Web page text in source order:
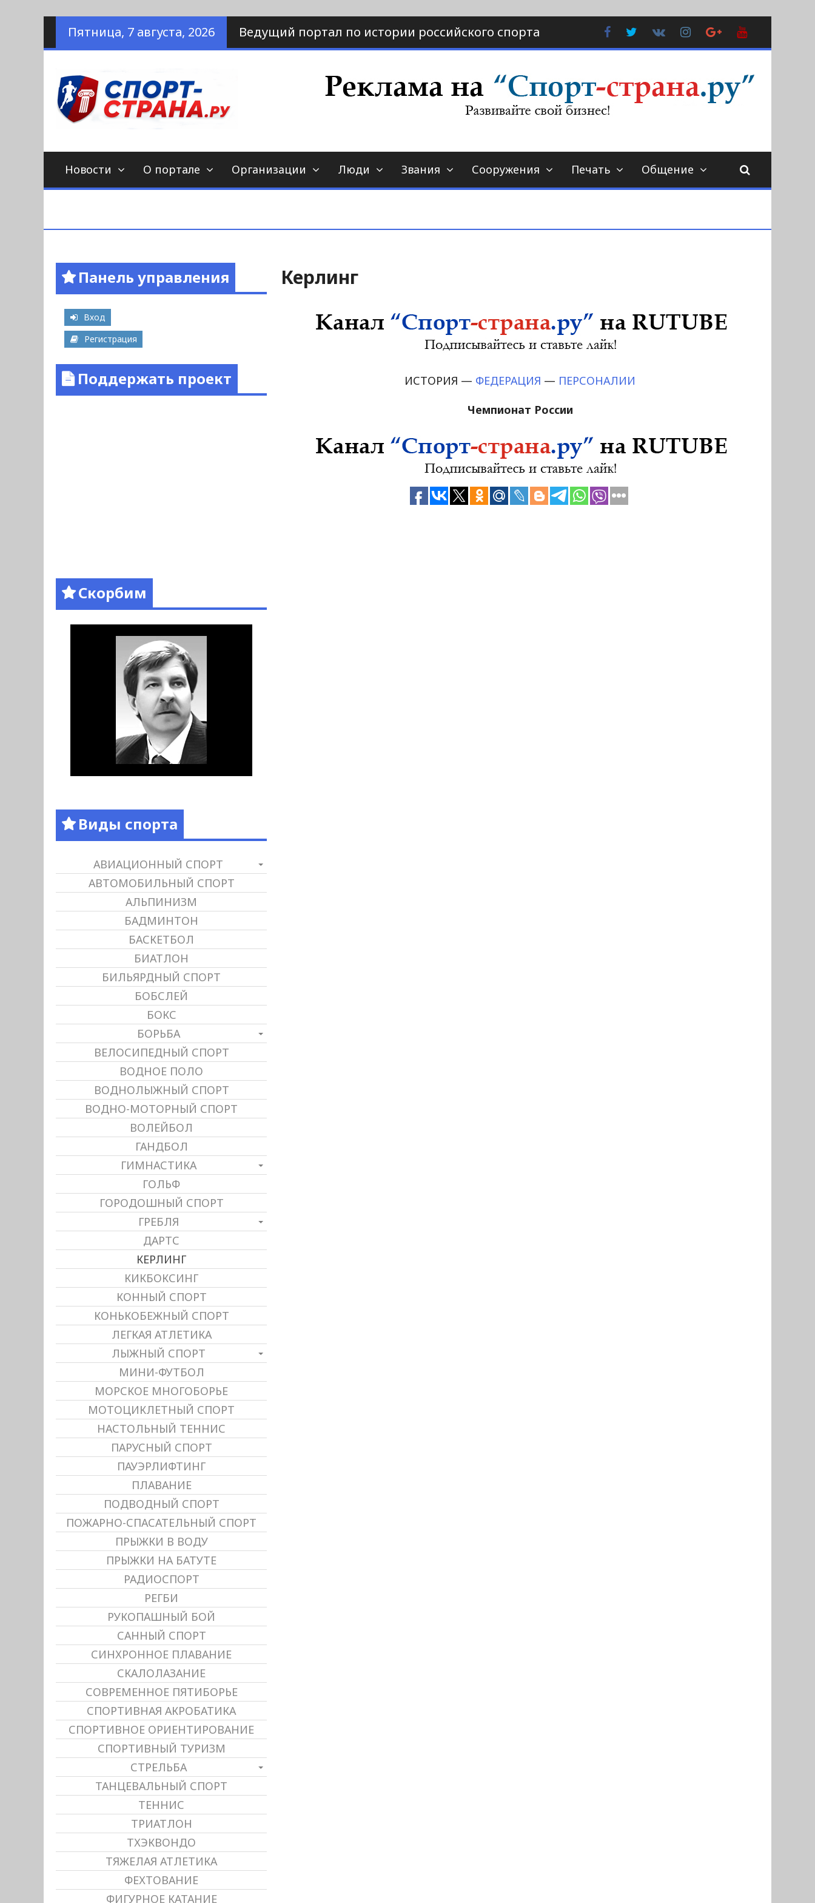
НаверхПятница, 7 августа, 2026 Ведущий портал по истории российского спорта FacebookTwitter
Контакте
Instagram
Google
Plus
Спорт-страна.ру
портал по истории спорта
Новости О портале Организации Люди Звания Сооружения Печать Общение
Керлинг
ИСТОРИЯ — ФЕДЕРАЦИЯ — ПЕРСОНАЛИИ
Чемпионат России
Панель управления
Вход
Регистрация
Поддержать проект
Скорбим
Виды спорта
АВИАЦИОННЫЙ СПОРТ
АВТОМОБИЛЬНЫЙ СПОРТ
АЛЬПИНИЗМ
БАДМИНТОН
БАСКЕТБОЛ
БИАТЛОН
БИЛЬЯРДНЫЙ СПОРТ
БОБСЛЕЙ
БОКС
БОРЬБА
ВЕЛОСИПЕДНЫЙ СПОРТ
ВОДНОЕ ПОЛО
ВОДНОЛЫЖНЫЙ СПОРТ
ВОДНО-МОТОРНЫЙ СПОРТ
ВОЛЕЙБОЛ
ГАНДБОЛ
ГИМНАСТИКА
ГОЛЬФ
ГОРОДОШНЫЙ СПОРТ
ГРЕБЛЯ
ДАРТС
КЕРЛИНГ
КИКБОКСИНГ
КОННЫЙ СПОРТ
КОНЬКОБЕЖНЫЙ СПОРТ
ЛЕГКАЯ АТЛЕТИКА
ЛЫЖНЫЙ СПОРТ
МИНИ-ФУТБОЛ
МОРСКОЕ МНОГОБОРЬЕ
МОТОЦИКЛЕТНЫЙ СПОРТ
НАСТОЛЬНЫЙ ТЕННИС
ПАРУСНЫЙ СПОРТ
ПАУЭРЛИФТИНГ
ПЛАВАНИЕ
ПОДВОДНЫЙ СПОРТ
ПОЖАРНО-СПАСАТЕЛЬНЫЙ СПОРТ
ПРЫЖКИ В ВОДУ
ПРЫЖКИ НА БАТУТЕ
РАДИОСПОРТ
РЕГБИ
РУКОПАШНЫЙ БОЙ
САННЫЙ СПОРТ
СИНХРОННОЕ ПЛАВАНИЕ
СКАЛОЛАЗАНИЕ
СОВРЕМЕННОЕ ПЯТИБОРЬЕ
СПОРТИВНАЯ АКРОБАТИКА
СПОРТИВНОЕ ОРИЕНТИРОВАНИЕ
СПОРТИВНЫЙ ТУРИЗМ
СТРЕЛЬБА
ТАНЦЕВАЛЬНЫЙ СПОРТ
ТЕННИС
ТРИАТЛОН
ТХЭКВОНДО
ТЯЖЕЛАЯ АТЛЕТИКА
ФЕХТОВАНИЕ
ФИГУРНОЕ КАТАНИЕ